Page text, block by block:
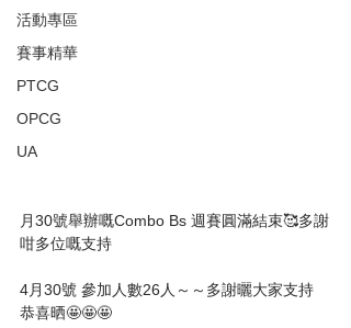
活動專區
賽事精華
PTCG
OPCG
UA
月30號舉辦嘅Combo Bs 週賽圓滿結束🥰多謝
咁多位嘅支持
4月30號 參加人數26人～～多謝曬大家支持
恭喜晒🤩🤩🤩